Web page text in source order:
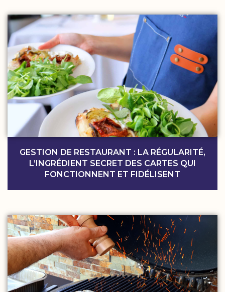
GESTION DE RESTAURANT : LA RÉGULARITÉ,
L’INGRÉDIENT SECRET DES CARTES QUI
FONCTIONNENT ET FIDÉLISENT